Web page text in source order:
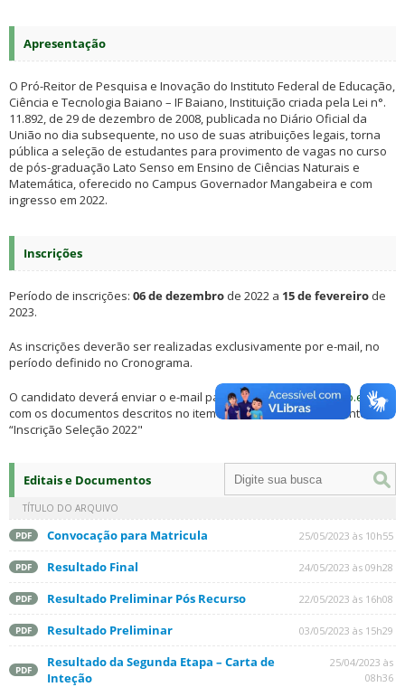
Apresentação
O Pró-Reitor de Pesquisa e Inovação do Instituto Federal de Educação,
Ciência e Tecnologia Baiano – IF Baiano, Instituição criada pela Lei n°.
11.892, de 29 de dezembro de 2008, publicada no Diário Oficial da
União no dia subsequente, no uso de suas atribuições legais, torna
pública a seleção de estudantes para provimento de vagas no curso
de pós-graduação Lato Senso em Ensino de Ciências Naturais e
Matemática, oferecido no Campus Governador Mangabeira e com
ingresso em 2022.
Inscrições
Período de inscrições: 06 de dezembro de 2022 a 15 de fevereiro de
2023.
As inscrições deverão ser realizadas exclusivamente por e-mail, no
período definido no Cronograma.
O candidato deverá enviar o e-mail parapos.ecn@gm.ifbaiano.edu.br
com os documentos descritos no item 4.3 e colocar como assunto
“Inscrição Seleção 2022"
Editais e Documentos
TÍTULO DO ARQUIVO
PDF Convocação para Matricula 25/05/2023 às 10h55
PDF Resultado Final 24/05/2023 às 09h28
PDF Resultado Preliminar Pós Recurso 22/05/2023 às 16h08
PDF Resultado Preliminar 03/05/2023 às 15h29
PDF
Resultado da Segunda Etapa – Carta de
Inteção
25/04/2023 às
08h36